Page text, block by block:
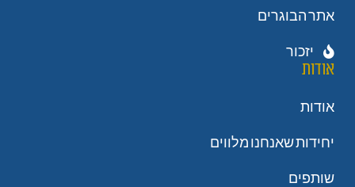
אתר הבוגרים
יזכור
אודות
אודות
יחידות שאנחנו מלווים
שותפים